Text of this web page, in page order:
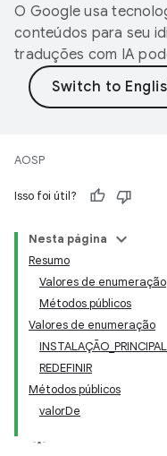
O Google usa
conteúdos para seu
traduções com IA
AOSP
Isso foi útil?
Nesta página
Resumo
Valores de enumeração
Métodos públicos
Valores de enumeração
INSTALAÇÃO_PRINCIPAL
REDEFINIR
Métodos públicos
valorDe